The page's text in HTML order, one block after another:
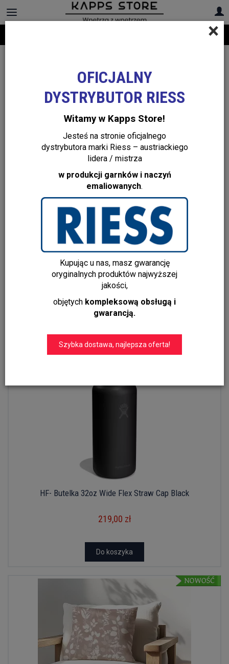
+48 22 299 19 84
×
OFICJALNY
DYSTRYBUTOR RIESS
Witamy w Kapps Store!
Jesteś na stronie oficjalnego
dystrybutora marki Riess – austriackiego
lidera / mistrza
w produkcji garnków i naczyń
emaliowanych.
Kupując u nas, masz gwarancję
oryginalnych produktów najwyższej
jakości,
objętych kompleksową obsługą i
gwarancją.
Szybka dostawa, najlepsza oferta!
HF- Butelka 32oz Wide Flex Straw Cap White
219,00 zł
Do koszyka
HF- Butelka 32oz Wide Flex Straw Cap Black
219,00 zł
Do koszyka